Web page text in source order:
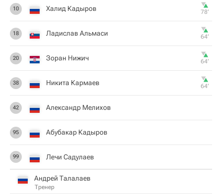
10 Халид Кадыров 78‎’‎
18 Ладислав Альмаси 64‎’‎
20 Зоран Нижич 64‎’‎
38 Никита Кармаев 64‎’‎
42 Александр Мелихов
95 Абубакар Кадыров
99 Лечи Садулаев
Андрей Талалаев
Тренер